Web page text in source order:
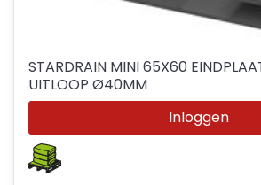
STARDRAIN MINI 65X60
UITLOOP Ø40MM
Inloggen